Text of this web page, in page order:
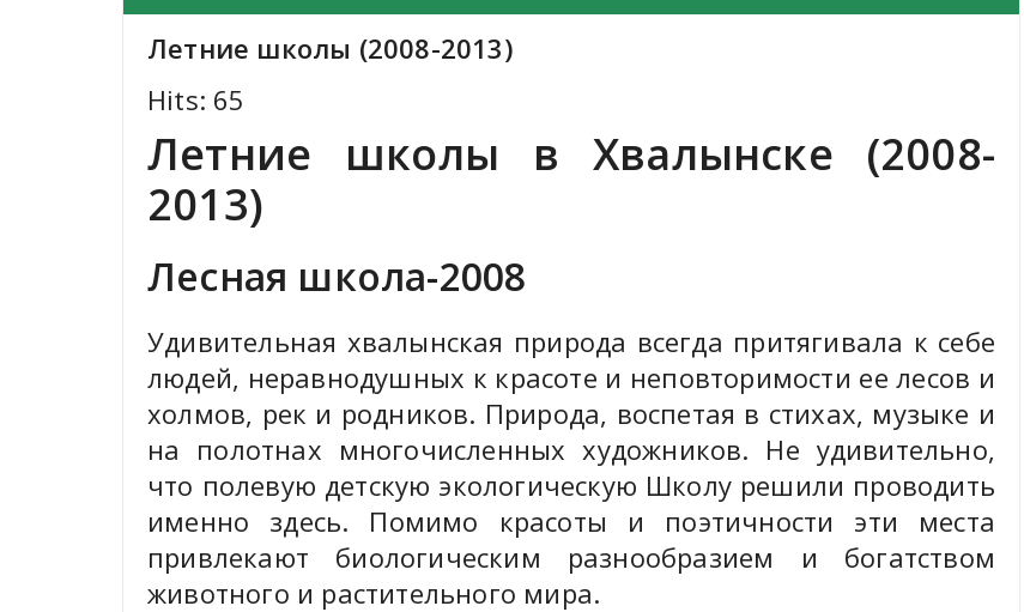
Летние школы (2008-2013)
Hits: 65
Летние школы в Хвалынске (2008-
2013)
Лесная школа-2008
Удивительная хвалынская природа всегда притягивала к себе
людей, неравнодушных к красоте и неповторимости ее лесов и
холмов, рек и родников. Природа, воспетая в стихах, музыке и
на полотнах многочисленных художников. Не удивительно,
что полевую детскую экологическую Школу решили проводить
именно здесь. Помимо красоты и поэтичности эти места
привлекают биологическим разнообразием и богатством
животного и растительного мира.